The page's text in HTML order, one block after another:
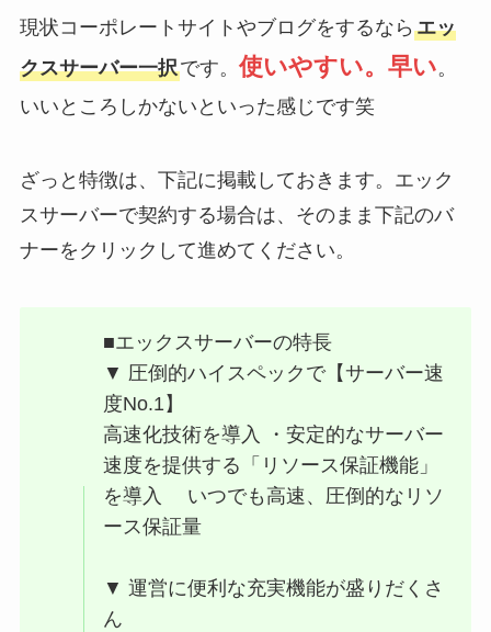
現状コーポレートサイトやブログをするなら エッ
クスサーバー一択です。 使いやすい。早い。
いいところしかないといった感じです笑
ざっと特徴は、下記に掲載しておきます。エック
スサーバーで契約する場合は、そのまま下記のバ
ナーをクリックして進めてください。
■エックスサーバーの特長
▼ 圧倒的ハイスペックで【サーバー速
度No.1】
高速化技術を導入 ・安定的なサーバー
速度を提供する「リソース保証機能」
を導入 いつでも高速、圧倒的なリソ
ース保証量
▼ 運営に便利な充実機能が盛りだくさ
ん